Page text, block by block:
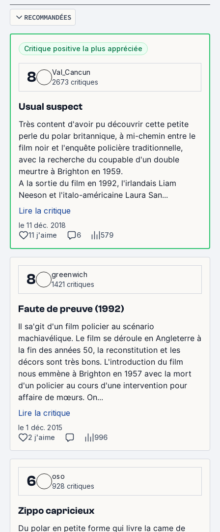
RECOMMANDÉES
Critique positive la plus appréciée
8
Val_Cancun
2673 critiques
Usual suspect
Très content d'avoir pu découvrir cette petite
perle du polar britannique, à mi-chemin entre le
film noir et l'enquête policière traditionnelle,
avec la recherche du coupable d'un double
meurtre à Brighton en 1959.
A la sortie du film en 1992, l'irlandais Liam
Neeson et l'italo-américaine Laura San...
Lire la critique
le 11 déc. 2018
11 j'aime
6 579
8
greenwich
1421 critiques
Faute de preuve (1992)
Il sa'git d'un film policier au scénario
machiavélique. Le film se déroule en Angleterre à
la fin des années 50, la reconstitution et les
décors sont très bons. L'introduction du film
nous emmène à Brighton en 1957 avec la mort
d'un policier au cours d'une intervention pour
affaire de mœurs. On...
Lire la critique
le 1 déc. 2015
2 j'aime
996
6
oso
928 critiques
Zippo capricieux
Du polar en petite forme qui livre la came de